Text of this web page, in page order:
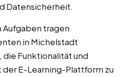
Datensicherheit.
Aufgaben tragen
in Michelstadt
Funktionalität und
E-Learning-Plattform zu